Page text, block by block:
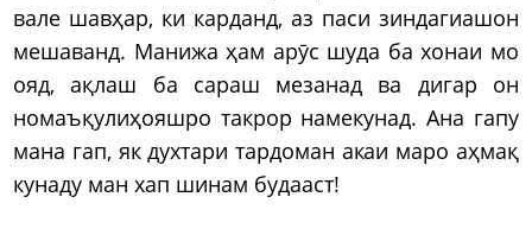
вале шавҳар, ки карданд, аз паси зиндагиашон
мешаванд. Манижа ҳам арӯс шуда ба хонаи мо
ояд, ақлаш ба сараш мезанад ва дигар он
номаъқулиҳояшро такрор намекунад. Ана гапу
мана гап, як духтари тардоман акаи маро аҳмақ
кунаду ман хап шинам будааст!